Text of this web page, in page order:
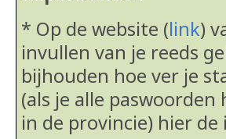
* Op de website (link)
invullen van je reeds
bijhouden hoe ver je
(als je alle
in de provincie) hier